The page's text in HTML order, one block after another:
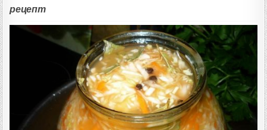
рецепт